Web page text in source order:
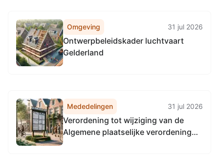
Omgeving 31 jul 2026
Ontwerpbeleidskader luchtvaart
Gelderland
Mededelingen 31 jul 2026
Verordening tot wijziging van de
Algemene plaatselijke verordening